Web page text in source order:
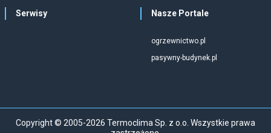
Serwisy Nasze Portale
ogrzewnictwo.pl
pasywny-budynek.pl
Copyright © 2005-2026 Termoclima Sp. z o.o. Wszystkie prawa